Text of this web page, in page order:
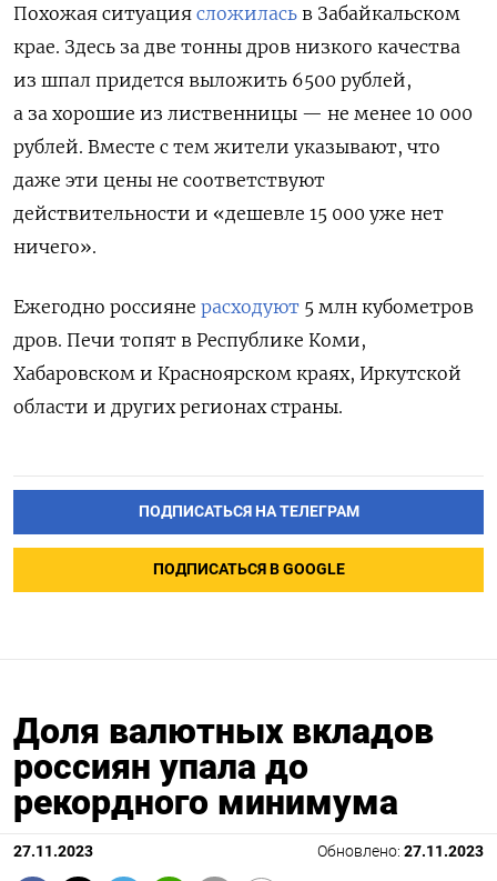
Похожая ситуация сложилась в Забайкальском
крае. Здесь за две тонны дров низкого качества
из шпал придется выложить 6500 рублей,
а за хорошие из лиственницы — не менее 10 000
рублей. Вместе с тем жители указывают, что
даже эти цены не соответствуют
действительности и «дешевле 15 000 уже нет
ничего».
Ежегодно россияне расходуют 5 млн кубометров
дров. Печи топят в Республике Коми,
Хабаровском и Красноярском краях, Иркутской
области и других регионах страны.
ПОДПИСАТЬСЯ НА ТЕЛЕГРАМ
ПОДПИСАТЬСЯ В GOOGLE
Доля валютных вкладов
россиян упала до
рекордного минимума
27.11.2023 Обновлено: 27.11.2023